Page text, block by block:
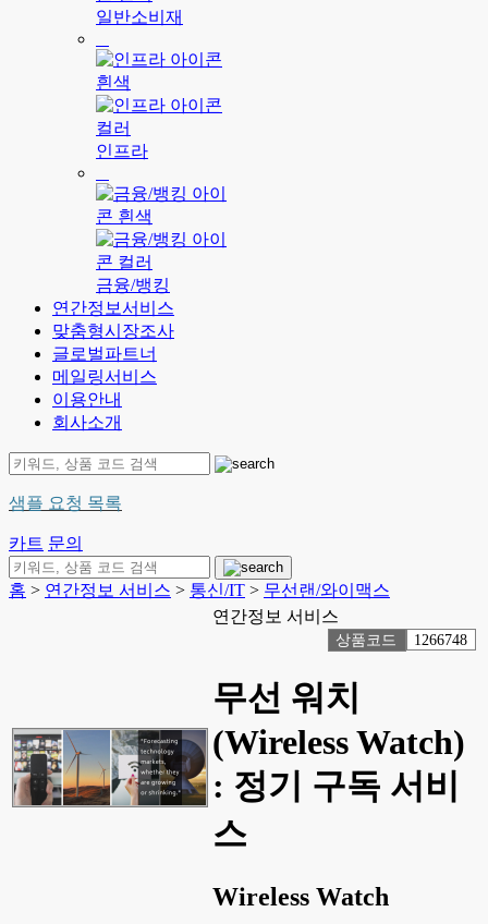
일반소비재
인프라
금융/뱅킹
연간정보서비스
맞춤형시장조사
글로벌파트너
메일링서비스
이용안내
회사소개
샘플 요청 목록
카트 문의
홈 > 연간정보 서비스 > 통신/IT > 무선랜/와이맥스
연간정보 서비스
상품코드 1266748
무선 워치
(Wireless Watch)
: 정기 구독 서비
스
Wireless Watch